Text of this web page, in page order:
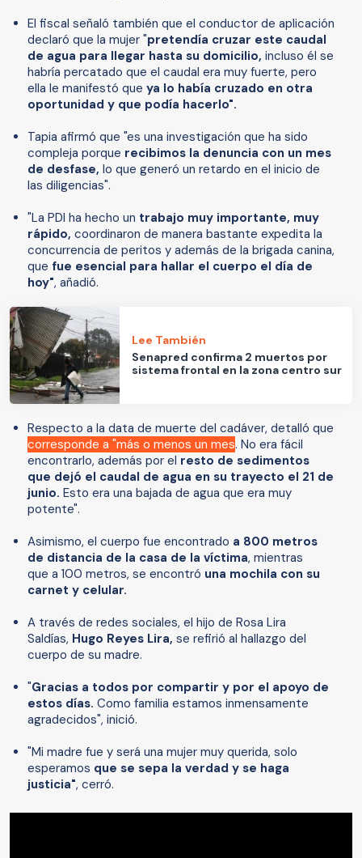
El fiscal señaló también que el conductor de aplicación
declaró que la mujer "pretendía cruzar este caudal
de agua para llegar hasta su domicilio, incluso él se
habría percatado que el caudal era muy fuerte, pero
ella le manifestó que ya lo había cruzado en otra
oportunidad y que podía hacerlo".
Tapia afirmó que "es una investigación que ha sido
compleja porque recibimos la denuncia con un mes
de desfase, lo que generó un retardo en el inicio de
las diligencias".
"La PDI ha hecho un trabajo muy importante, muy
rápido, coordinaron de manera bastante expedita la
concurrencia de peritos y además de la brigada canina,
que fue esencial para hallar el cuerpo el día de
hoy", añadió.
Lee También
Senapred confirma 2 muertos por
sistema frontal en la zona centro sur
Respecto a la data de muerte del cadáver, detalló que
corresponde a "más o menos un mes. No era fácil
encontrarlo, además por el resto de sedimentos
que dejó el caudal de agua en su trayecto el 21 de
junio. Esto era una bajada de agua que era muy
potente".
Asimismo, el cuerpo fue encontrado a 800 metros
de distancia de la casa de la víctima, mientras
que a 100 metros, se encontró una mochila con su
carnet y celular.
A través de redes sociales, el hijo de Rosa Lira
Saldías, Hugo Reyes Lira, se refirió al hallazgo del
cuerpo de su madre.
"Gracias a todos por compartir y por el apoyo de
estos días. Como familia estamos inmensamente
agradecidos", inició.
"Mi madre fue y será una mujer muy querida, solo
esperamos que se sepa la verdad y se haga
justicia", cerró.